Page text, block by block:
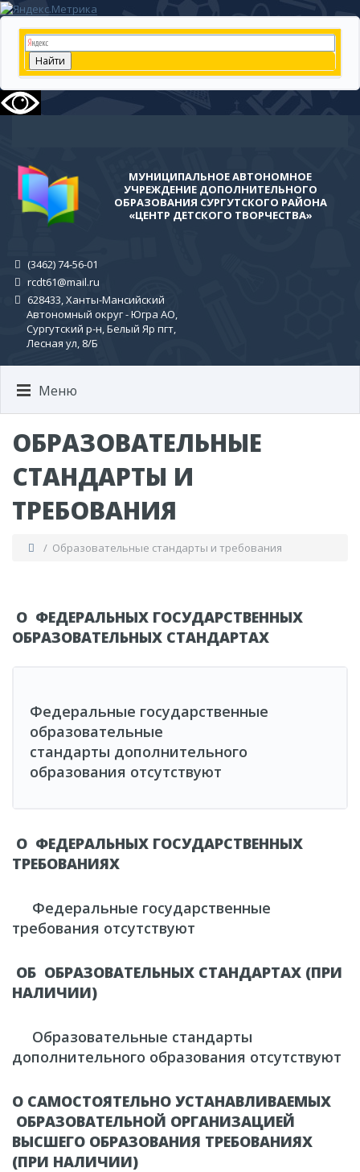
МУНИЦИПАЛЬНОЕ АВТОНОМНОЕ
УЧРЕЖДЕНИЕ ДОПОЛНИТЕЛЬНОГО
ОБРАЗОВАНИЯ СУРГУТСКОГО РАЙОНА
«ЦЕНТР ДЕТСКОГО ТВОРЧЕСТВА»
(3462) 74-56-01
rcdt61@mail.ru
628433, Ханты-Мансийский
Автономный округ - Югра АО,
Сургутский р-н, Белый Яр пгт,
Лесная ул, 8/Б
Меню
ОБРАЗОВАТЕЛЬНЫЕ
СТАНДАРТЫ И
ТРЕБОВАНИЯ
/ Образовательные стандарты и требования
О ФЕДЕРАЛЬНЫХ ГОСУДАРСТВЕННЫХ
ОБРАЗОВАТЕЛЬНЫХ СТАНДАРТАХ
Федеральные государственные
образовательные
стандарты дополнительного
образования отсутствуют
О ФЕДЕРАЛЬНЫХ ГОСУДАРСТВЕННЫХ
ТРЕБОВАНИЯХ
Федеральные государственные
требования отсутствуют
ОБ ОБРАЗОВАТЕЛЬНЫХ СТАНДАРТАХ (ПРИ
НАЛИЧИИ)
Образовательные стандарты
дополнительного образования отсутствуют
О САМОСТОЯТЕЛЬНО УСТАНАВЛИВАЕМЫХ
ОБРАЗОВАТЕЛЬНОЙ ОРГАНИЗАЦИЕЙ
ВЫСШЕГО ОБРАЗОВАНИЯ ТРЕБОВАНИЯХ
(ПРИ НАЛИЧИИ)